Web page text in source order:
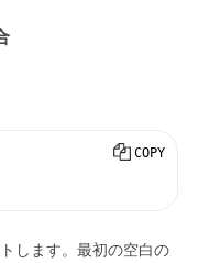
COPY
します。最初の空白の